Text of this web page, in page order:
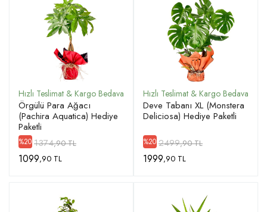
Örgülü Para Ağacı
(Pachira Aquatica) Hediye
Paketli
%20 1374,90 TL
1099,90 TL
Deve Tabanı XL (Monstera
Deliciosa) Hediye Paketli
%20 2499,90 TL
1999,90 TL